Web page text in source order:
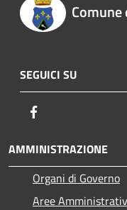
SEGUICI SU
AMMINISTRAZIONE
Organi di Governo
Aree